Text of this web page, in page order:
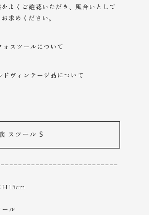
よくご確認いただき、風合いとして
お求めください。
スツールについて
ヴィンテージ品について
スツール S
ール